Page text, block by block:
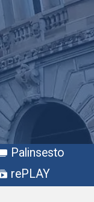
Palinsesto
rePLAY